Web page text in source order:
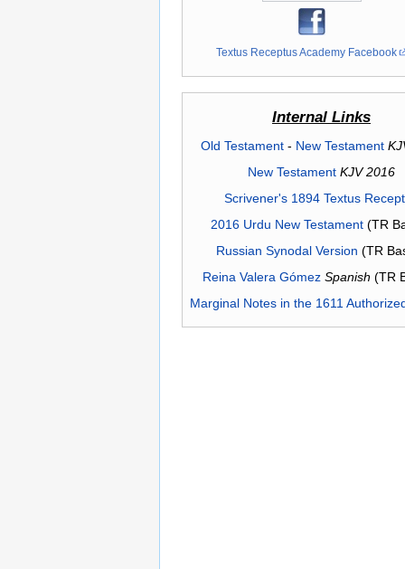
Textus Receptus Academy Facebook
Internal Links
Old Testament- New Testament
New Testament KJV 2016
Scrivener's 1894 Textus
2016 Urdu New Testament(TR
Russian Synodal Version (TR
Reina Valera Gómez Spanish (TR
Marginal Notes in the 1611